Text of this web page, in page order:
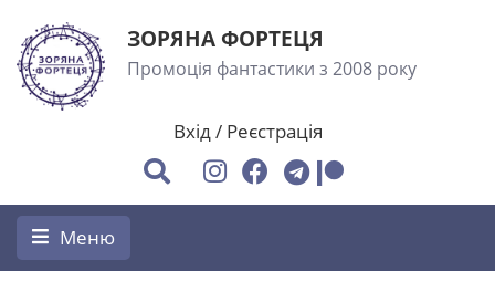
ЗОРЯНА ФОРТЕЦЯ
Промоція фантастики з 2008 року
Вхід/ Реєстрація
Меню